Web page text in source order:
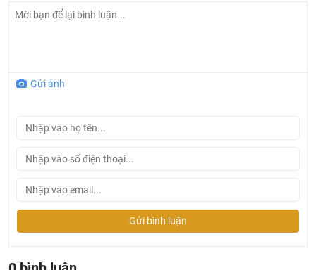
Bravat chính thức và chính hãng tại Việt Nam, chúng tôi
Gửi ảnh
Gửi bình luận